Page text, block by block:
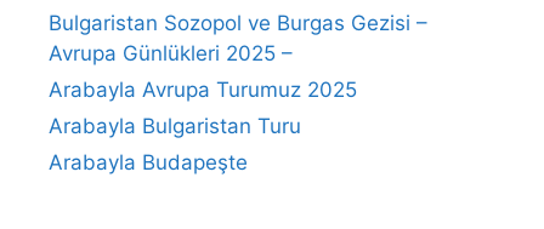
Bulgaristan Sozopol ve Burgas Gezisi –
Avrupa Günlükleri 2025 –
Arabayla Avrupa Turumuz 2025
Arabayla Bulgaristan Turu
Arabayla Budapeşte